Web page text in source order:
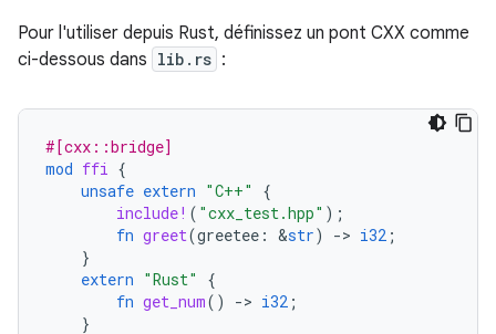
Pour l'utiliser depuis Rust, définissez un pont CXX comme
ci-dessous dans lib.rs :
#[cxx::bridge]
mod ffi {
unsafe extern "C++"
{
include! ( "cxx_test.hpp" );
fn greet(greetee : &str) -> i32 ;
}
extern "Rust"
{
fn get_num() -> i32 ;
}